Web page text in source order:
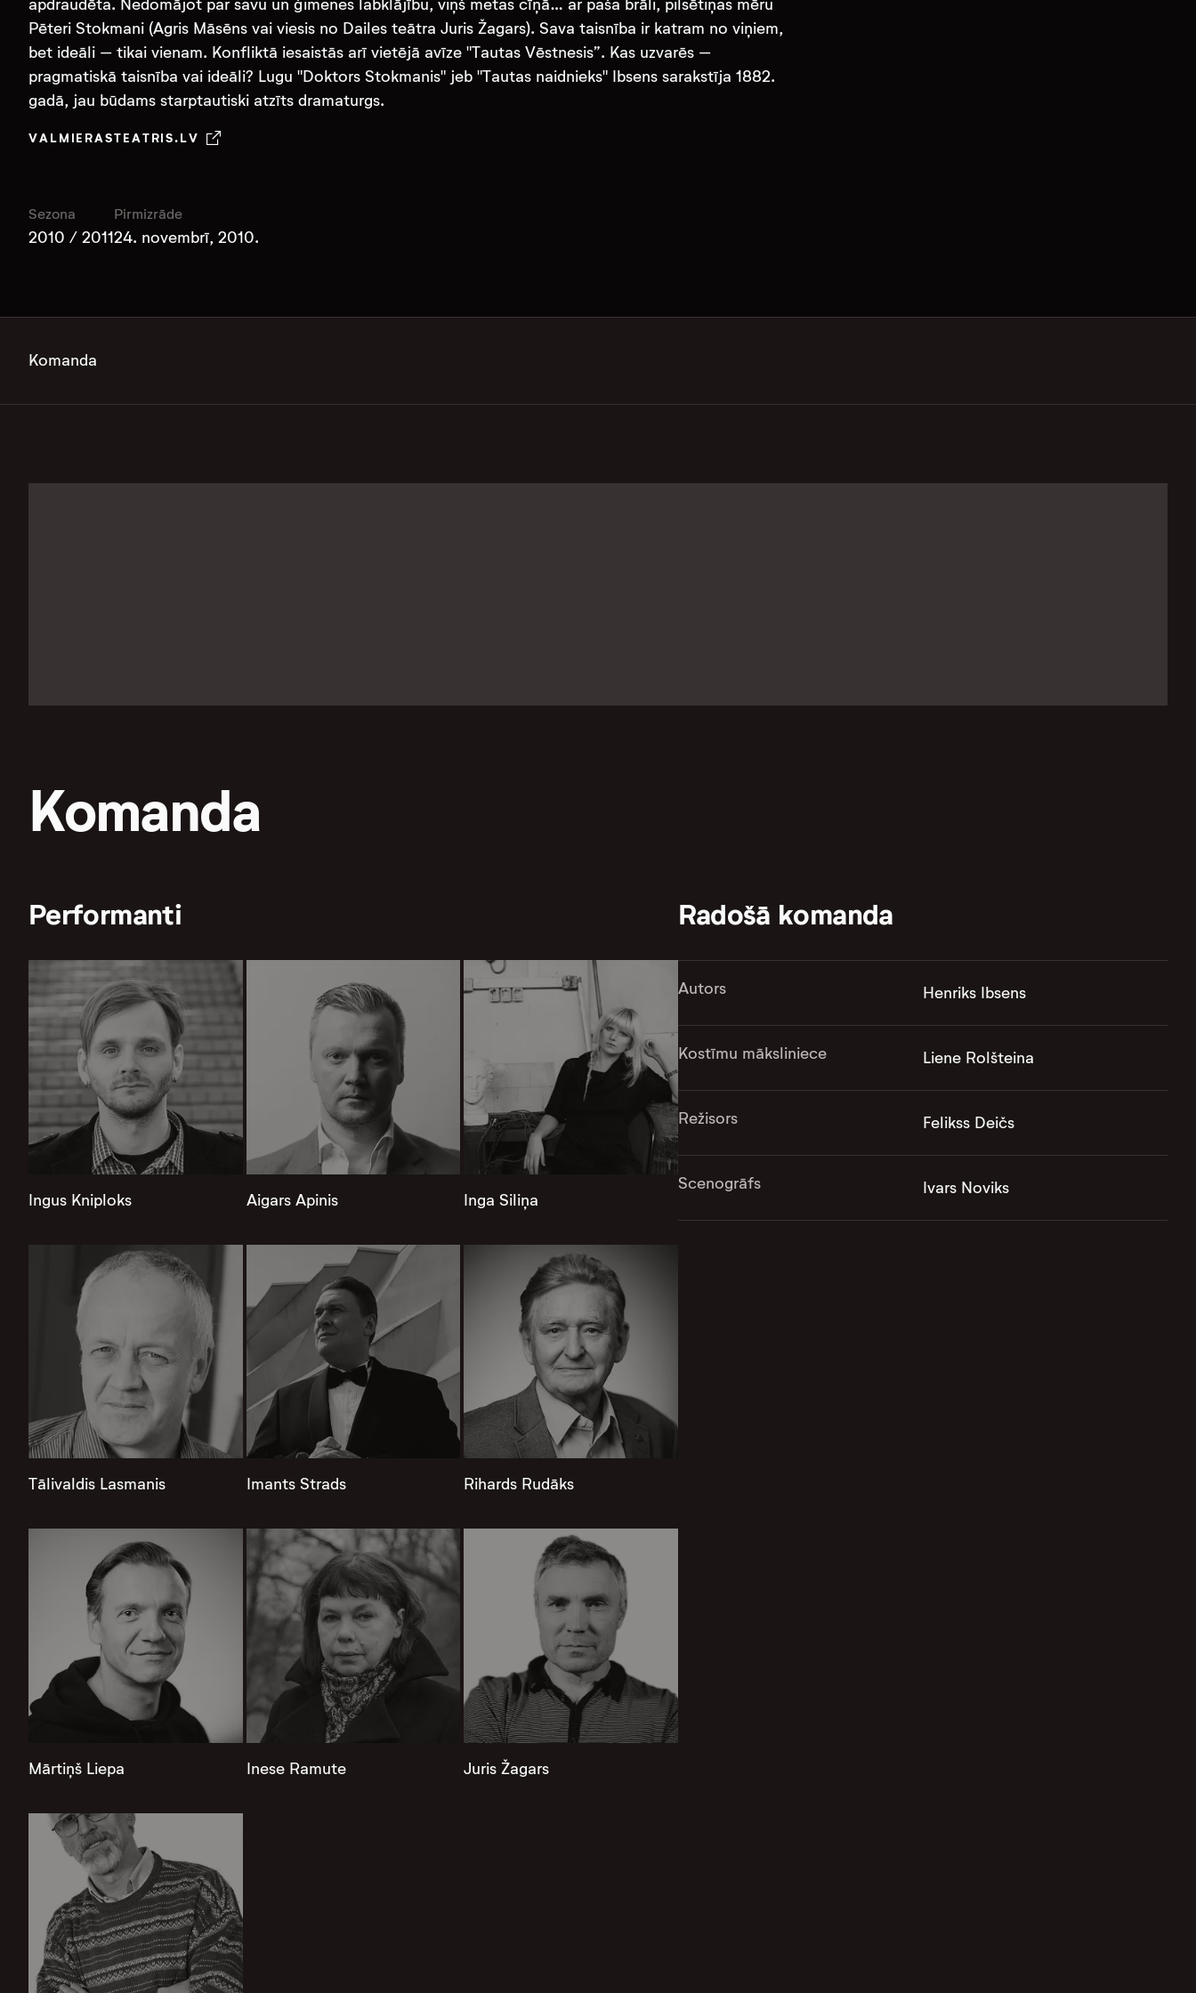
apdraudēta. Nedomājot par savu un ģimenes labklājību, viņš metas cīņā… ar paša brāli, pilsētiņas mēru
Pēteri Stokmani (Agris Māsēns vai viesis no Dailes teātra Juris Žagars). Sava taisnība ir katram no viņiem,
bet ideāli – tikai vienam. Konfliktā iesaistās arī vietējā avīze "Tautas Vēstnesis”. Kas uzvarēs –
pragmatiskā taisnība vai ideāli? Lugu "Doktors Stokmanis" jeb "Tautas naidnieks" Ibsens sarakstīja 1882.
gadā, jau būdams starptautiski atzīts dramaturgs.
VALMIERASTEATRIS.LV
Sezona
2010 / 2011
Pirmizrāde
24. novembrī, 2010.
Komanda
Komanda
Performanti
Ingus Kniploks Aigars Apinis Inga Siliņa
Tālivaldis Lasmanis Imants Strads Rihards Rudāks
Mārtiņš Liepa Inese Ramute Juris Žagars
Radošā komanda
Autors Henriks Ibsens
Kostīmu māksliniece Liene Rolšteina
Režisors Felikss Deičs
Scenogrāfs Ivars Noviks